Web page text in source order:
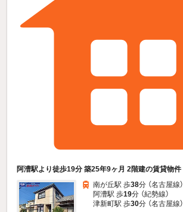
阿漕駅より徒歩19分 築25年9ヶ月 2階建の賃貸物件
南が丘駅 歩38分 （名古屋線）
阿漕駅 歩19分 （紀勢線）
津新町駅 歩30分 （名古屋線）